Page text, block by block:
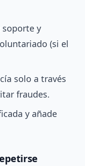
soporte y
(si el
solo a través
fraudes.
y añade